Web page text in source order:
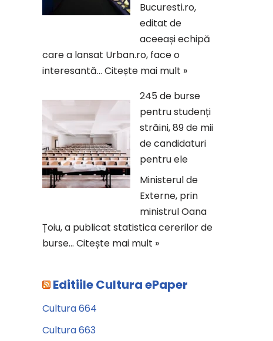
Bucuresti.ro,
editat de
aceeași echipă
care a lansat Urban.ro, face o
interesantă… Citește mai mult »
245 de burse
pentru studenți
străini, 89 de mii
de candidaturi
pentru ele
Ministerul de
Externe, prin
ministrul Oana
Țoiu, a publicat statistica cererilor de
burse… Citește mai mult »
Editiile Cultura ePaper
Cultura 664
Cultura 663